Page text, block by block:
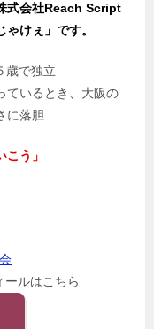
式会社Reach Script
けぇ」です。
歳で独立
ているとき、大阪の
に落胆
う」
ールはこちら